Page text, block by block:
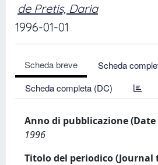
de Pretis, Daria
1996-01-01
Scheda breve
Scheda
Scheda completa (DC)
Anno di pubblicazione
1996
Titolo del periodico (Journal